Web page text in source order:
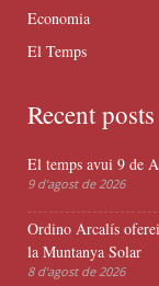
Economia
El Temps
Recent posts
El temps avui 9 de
9 d'agost de 2026
Ordino Arcalís
la Muntanya Solar
8 d'agost de 2026